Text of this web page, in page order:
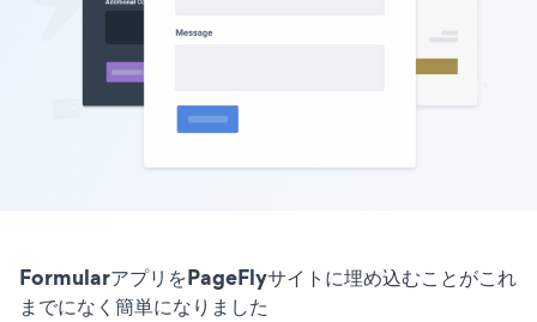
FormularアプリをPageFlyサイトに埋め込むことがこれ
までになく簡単になりました